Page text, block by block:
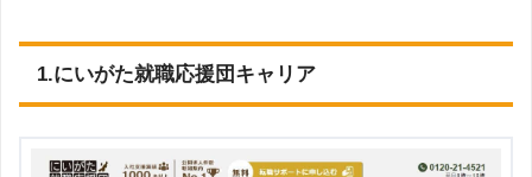
1.にいがた就職応援団キャリア